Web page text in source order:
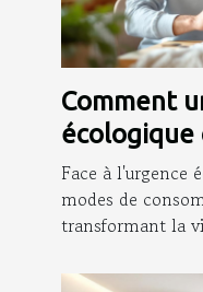
Comment
écologique
des jeunes
Face à l'urgence
modes de
transformant la